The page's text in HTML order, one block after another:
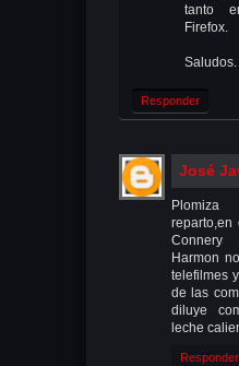
tanto
Firefox.
Saludos.
Responder
José
reparto,en
Harmon
telefilmes
de las
diluye
leche
Responder